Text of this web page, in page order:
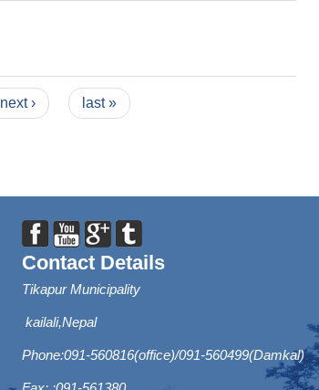
next › last »
Contact Details
Tikapur Municipality
kailali,Nepal
Phone:091-560816(office)/091-560499(Damkal)